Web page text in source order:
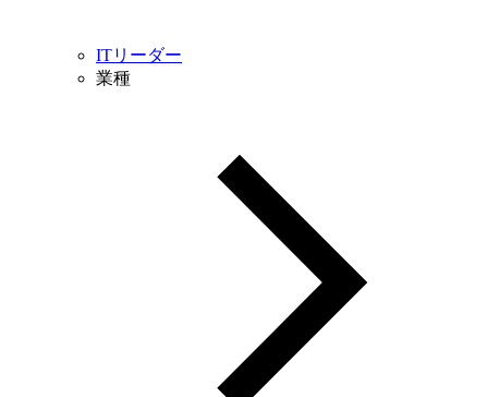
ITリーダー
業種